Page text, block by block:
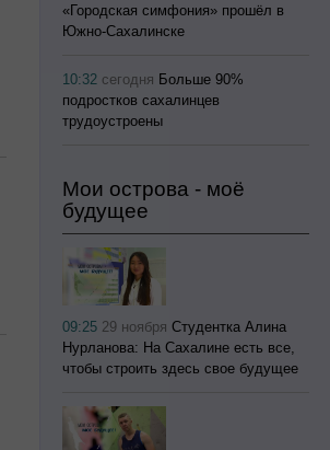
«Городская симфония» прошёл в
Южно-Сахалинске
10:32 сегодня Больше 90%
подростков сахалинцев
трудоустроены
Мои острова - моё
будущее
09:25 29 ноября Студентка Алина
Нурланова: На Сахалине есть все,
чтобы строить здесь свое будущее